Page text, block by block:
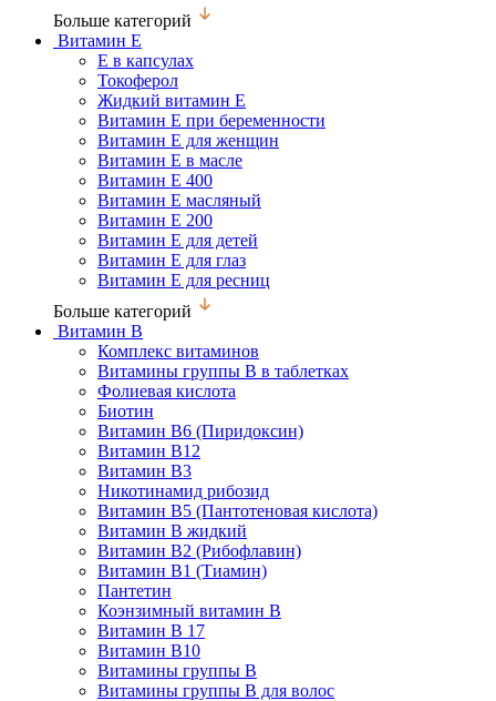
Больше категорий
Витамин Е
Е в капсулах
Токоферол
Жидкий витамин Е
Витамин Е при беременности
Витамин Е для женщин
Витамин Е в масле
Витамин Е 400
Витамин Е масляный
Витамин Е 200
Витамин Е для детей
Витамин Е для глаз
Витамин Е для ресниц
Больше категорий
Витамин В
Комплекс витаминов
Витамины группы В в таблетках
Фолиевая кислота
Биотин
Витамин В6 (Пиридоксин)
Витамин В12
Витамин В3
Никотинамид рибозид
Витамин В5 (Пантотеновая кислота)
Витамин В жидкий
Витамин В2 (Рибофлавин)
Витамин В1 (Тиамин)
Пантетин
Коэнзимный витамин В
Витамин В 17
Витамин В10
Витамины группы В
Витамины группы В для волос